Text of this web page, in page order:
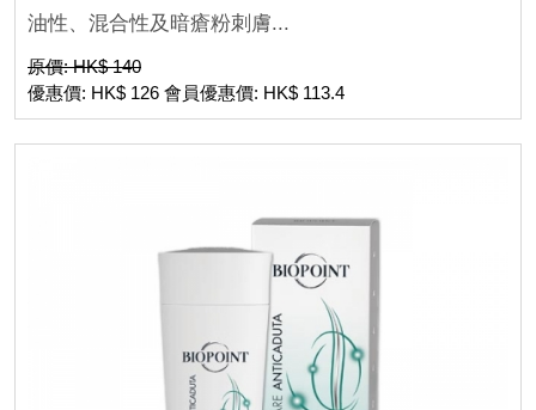
油性、混合性及暗瘡粉刺膚...
原價: HK$ 140
優惠價: HK$ 126 會員優惠價: HK$ 113.4